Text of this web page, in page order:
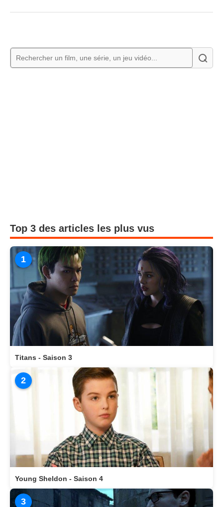
Top 3 des articles les plus vus
1
Titans - Saison 3
2
Young Sheldon - Saison 4
3